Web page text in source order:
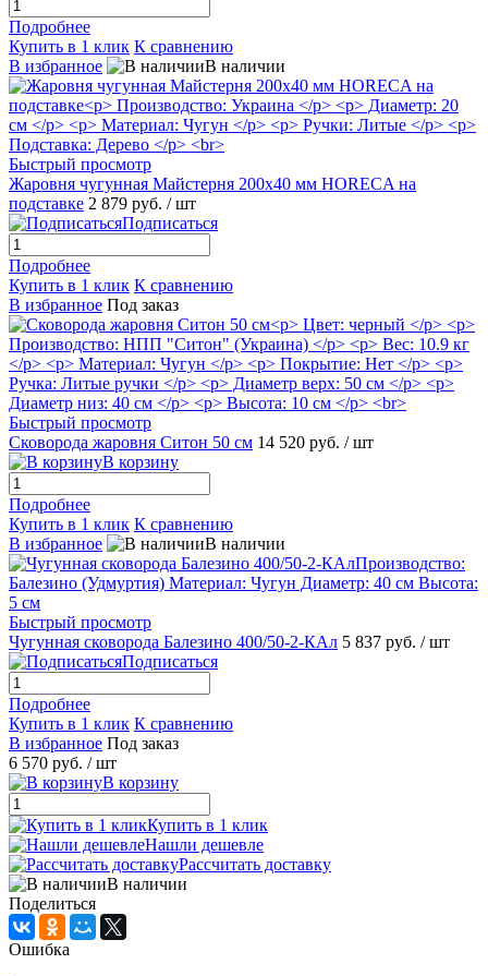
Подробнее
Купить в 1 клик К сравнению
В избранное
В наличии
Быстрый просмотр
Жаровня чугунная Майстерня 200х40 мм HORECA на
подставке 2 879 руб. / шт
Подписаться
Подробнее
Купить в 1 клик К сравнению
В избранное Под заказ
Быстрый просмотр
Сковорода жаровня Ситон 50 см 14 520 руб. / шт
В корзину
Подробнее
Купить в 1 клик К сравнению
В избранное
В наличии
Быстрый просмотр
Чугунная сковорода Балезино 400/50-2-КАл 5 837 руб. / шт
Подписаться
Подробнее
Купить в 1 клик К сравнению
В избранное Под заказ
6 570 руб. / шт
В корзину
Купить в 1 клик
Нашли дешевле
Рассчитать доставку
В наличии
Поделиться
Ошибка